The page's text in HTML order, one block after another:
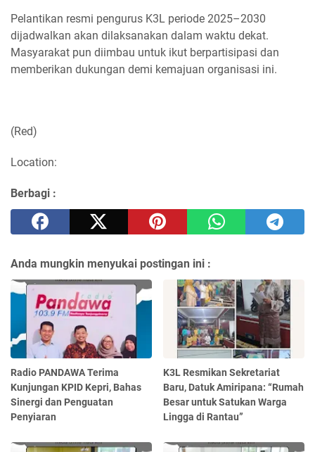
Pelantikan resmi pengurus K3L periode 2025–2030
dijadwalkan akan dilaksanakan dalam waktu dekat.
Masyarakat pun diimbau untuk ikut berpartisipasi dan
memberikan dukungan demi kemajuan organisasi ini.
(Red)
Location:
Berbagi :
Anda mungkin menyukai postingan ini :
Radio PANDAWA Terima
Kunjungan KPID Kepri, Bahas
Sinergi dan Penguatan
Penyiaran
K3L Resmikan Sekretariat
Baru, Datuk Amiripana: “Rumah
Besar untuk Satukan Warga
Lingga di Rantau”